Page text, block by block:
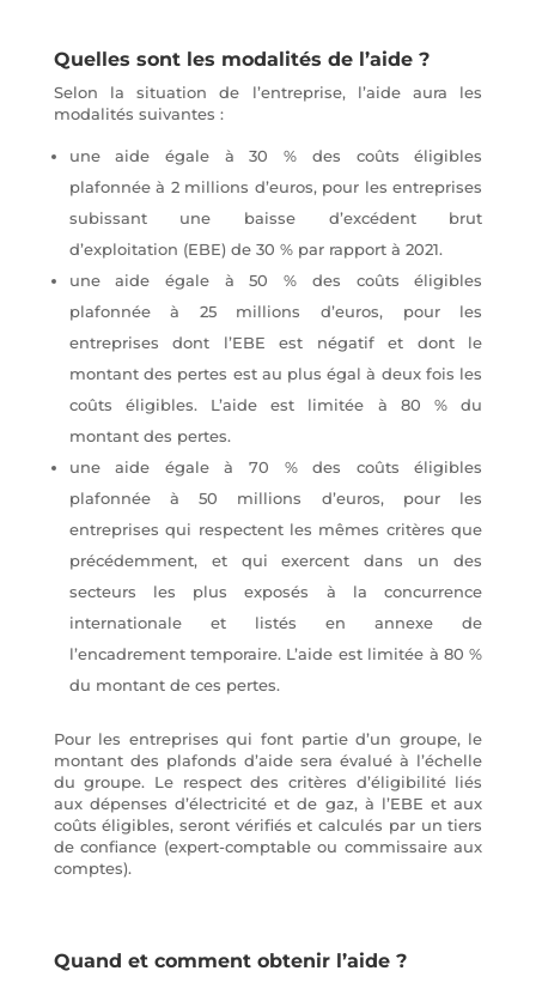
Quelles sont les modalités de l’aide ?
Selon la situation de l’entreprise, l’aide aura les
modalités suivantes :
une aide égale à 30 % des coûts éligibles
plafonnée à 2 millions d’euros, pour les entreprises
subissant une baisse d’excédent brut
d’exploitation (EBE) de 30 % par rapport à 2021.
une aide égale à 50 % des coûts éligibles
plafonnée à 25 millions d’euros, pour les
entreprises dont l’EBE est négatif et dont le
montant des pertes est au plus égal à deux fois les
coûts éligibles. L’aide est limitée à 80 % du
montant des pertes.
une aide égale à 70 % des coûts éligibles
plafonnée à 50 millions d’euros, pour les
entreprises qui respectent les mêmes critères que
précédemment, et qui exercent dans un des
secteurs les plus exposés à la concurrence
internationale et listés en annexe de
l’encadrement temporaire. L’aide est limitée à 80 %
du montant de ces pertes.
Pour les entreprises qui font partie d’un groupe, le
montant des plafonds d’aide sera évalué à l’échelle
du groupe. Le respect des critères d’éligibilité liés
aux dépenses d’électricité et de gaz, à l’EBE et aux
coûts éligibles, seront vérifiés et calculés par un tiers
de confiance (expert-comptable ou commissaire aux
comptes).
Quand et comment obtenir l’aide ?